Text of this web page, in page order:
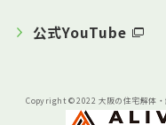
公式YouTube
Copyright © 2022 大阪の住宅解体